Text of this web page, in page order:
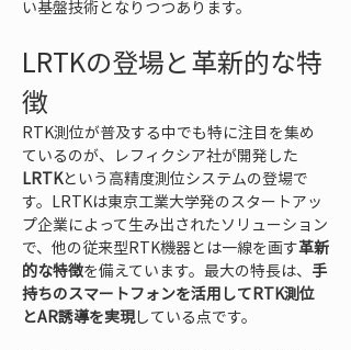
い基盤技術となりつつあります。
LRTKの登場と革新的な特
徴
RTK測位が普及する中でも特に注目を集め
ているのが、レフィクシア社が開発した
LRTKという高精度測位システムの登場で
す。LRTKは東京工業大学発のスタートアッ
プ企業によって生み出されたソリューション
で、他の従来型RTK機器とは一線を画す革新
的な特徴を備えています。最大の特長は、 手
持ちのスマートフォンを活用してRTK測位
とAR誘導を実現している点です。